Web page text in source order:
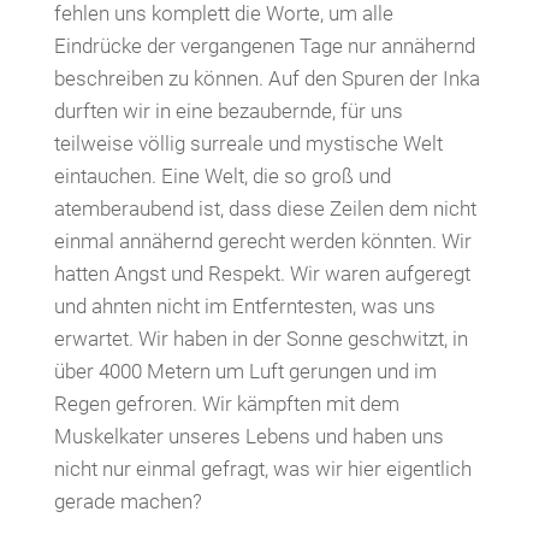
fehlen uns komplett die Worte, um alle
Eindrücke der vergangenen Tage nur annähernd
beschreiben zu können. Auf den Spuren der Inka
durften wir in eine bezaubernde, für uns
teilweise völlig surreale und mystische Welt
eintauchen. Eine Welt, die so groß und
atemberaubend ist, dass diese Zeilen dem nicht
einmal annähernd gerecht werden könnten. Wir
hatten Angst und Respekt. Wir waren aufgeregt
und ahnten nicht im Entferntesten, was uns
erwartet. Wir haben in der Sonne geschwitzt, in
über 4000 Metern um Luft gerungen und im
Regen gefroren. Wir kämpften mit dem
Muskelkater unseres Lebens und haben uns
nicht nur einmal gefragt, was wir hier eigentlich
gerade machen?